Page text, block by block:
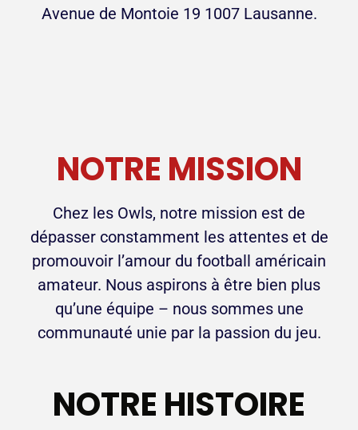
Avenue de Montoie 19 1007 Lausanne.
NOTRE HISTOIRE
NOTRE MISSION
Chez les Owls, notre mission est de
dépasser constamment les attentes et de
promouvoir l’amour du football américain
amateur. Nous aspirons à être bien plus
qu’une équipe – nous sommes une
communauté unie par la passion du jeu.